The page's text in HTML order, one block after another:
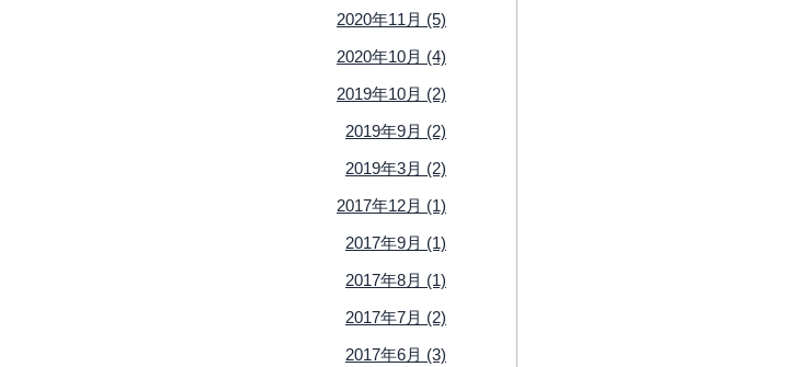
2020年11月 (5)
2020年10月 (4)
2019年10月 (2)
2019年9月 (2)
2019年3月 (2)
2017年12月 (1)
2017年9月 (1)
2017年8月 (1)
2017年7月 (2)
2017年6月 (3)